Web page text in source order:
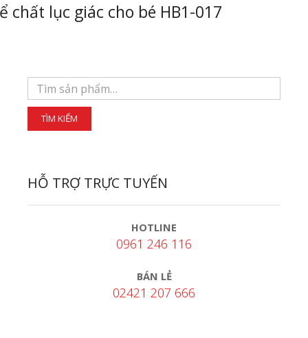
chất lục giác cho bé HB1-017
HỖ TRỢ TRỰC TUYẾN
HOTLINE
0961 246 116
BÁN LẺ
02421 207 666